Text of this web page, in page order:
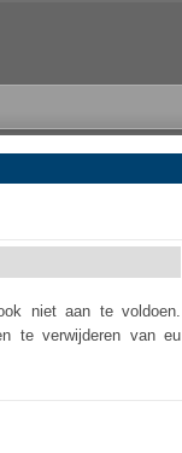
niet aan te voldoen.
te verwijderen van eu